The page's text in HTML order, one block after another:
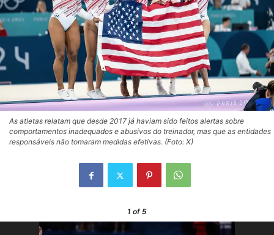
As atletas relatam que desde 2017 já haviam sido feitos alertas sobre
comportamentos inadequados e abusivos do treinador, mas que as entidades
responsáveis não tomaram medidas efetivas. (Foto: X)
1 of 5